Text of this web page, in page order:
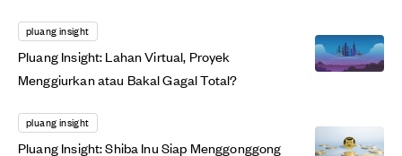
pluang insight
Pluang Insight: Lahan Virtual, Proyek
Menggiurkan atau Bakal Gagal Total?
pluang insight
Pluang Insight: Shiba Inu Siap Menggonggong